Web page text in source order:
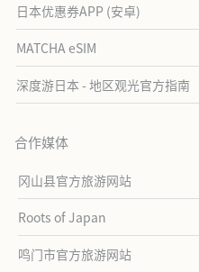
日本优惠券APP (安卓)
MATCHA eSIM
深度游日本 - 地区观光官方指南
合作媒体
冈山县官方旅游网站
Roots of Japan
鸣门市官方旅游网站